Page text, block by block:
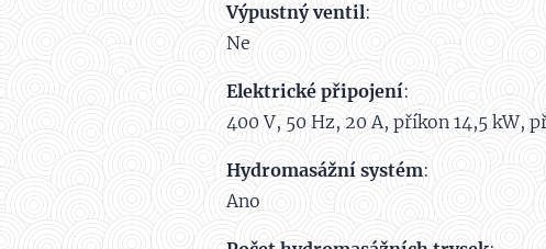
Výpustný ventil:
Ne
Elektrické připojení:
400 V, 50 Hz, 20 A, příkon 14,5 kW,
Hydromasážní systém:
Ano